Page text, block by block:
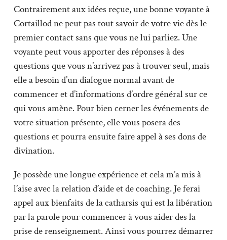
Contrairement aux idées reçue, une bonne voyante à
Cortaillod ne peut pas tout savoir de votre vie dès le
premier contact sans que vous ne lui parliez. Une
voyante peut vous apporter des réponses à des
questions que vous n’arrivez pas à trouver seul, mais
elle a besoin d’un dialogue normal avant de
commencer et d’informations d’ordre général sur ce
qui vous amène. Pour bien cerner les événements de
votre situation présente, elle vous posera des
questions et pourra ensuite faire appel à ses dons de
divination.
Je possède une longue expérience et cela m’a mis à
l’aise avec la relation d’aide et de coaching. Je ferai
appel aux bienfaits de la catharsis qui est la libération
par la parole pour commencer à vous aider des la
prise de renseignement. Ainsi vous pourrez démarrer